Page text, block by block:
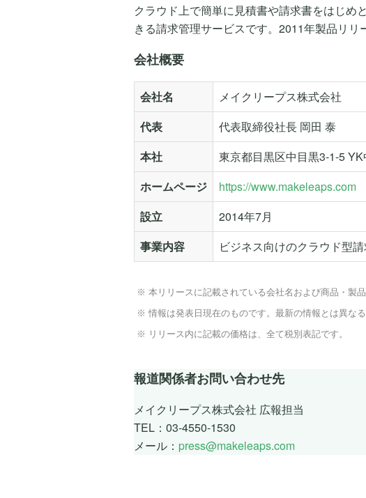
クラウド上で簡単に見積書や請求書をはじめ
きる請求管理サービスです。2011年製品リリ
会社概要
会社名
メイクリープス株式会社
代表
代表取締役社長 岡田 泰
本社
東京都目黒区中目黒3-1-5
ホームページ
https://www.makeleaps.com
設立
2014年7月
事業内容
ビジネス向けのクラウド型
本リリースに記載されている会社名および商品・製
情報は発表日現在のものです。最新の情報とは異な
リリース内に記載の価格は、全て税別表記です。
報道関係者お問い合わせ先
メイクリープス株式会社 広報担当
TEL：03-4550-1530
メール： press@makeleaps.com